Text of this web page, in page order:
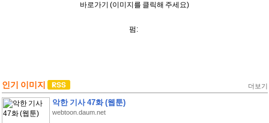
바로가기 (이미지를 클릭해 주세요)
펌:
인기 이미지 더보기
악한 기사 47화 (웹툰)
webtoon.daum.net